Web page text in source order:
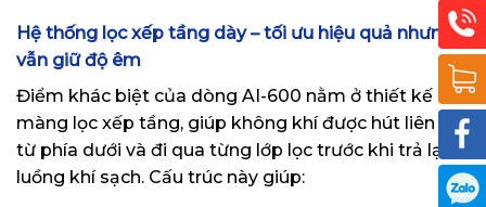
Hệ thống lọc xếp tầng dày – tối ưu hiệu quả nhưng
vẫn giữ độ êm
Điểm khác biệt của dòng AI-600 nằm ở thiết kế
màng lọc xếp tầng, giúp không khí được hút liên tục
từ phía dưới và đi qua từng lớp lọc trước khi trả lại
luồng khí sạch. Cấu trúc này giúp: